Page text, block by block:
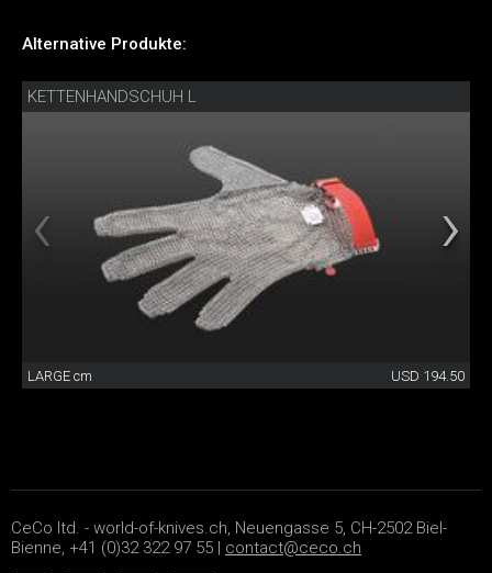
Alternative Produkte:
KETTENHANDSCHUH L
LARGE cm USD 194.50
CeCo ltd. - world-of-knives.ch, Neuengasse 5, CH-2502 Biel-
Bienne, +41 (0)32 322 97 55 | contact@ceco.ch